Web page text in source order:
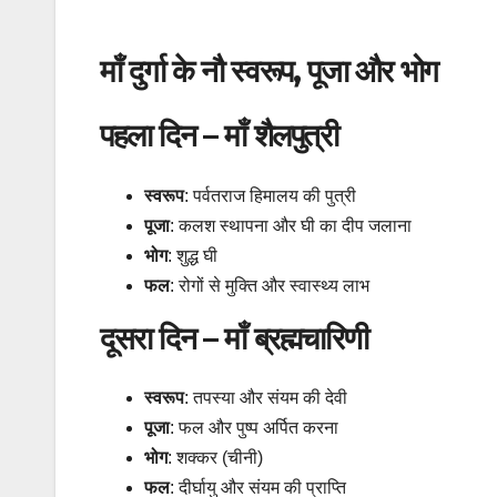
माँ दुर्गा के नौ स्वरूप, पूजा और भोग
पहला दिन – माँ शैलपुत्री
स्वरूप: पर्वतराज हिमालय की पुत्री
पूजा: कलश स्थापना और घी का दीप जलाना
भोग: शुद्ध घी
फल: रोगों से मुक्ति और स्वास्थ्य लाभ
दूसरा दिन – माँ ब्रह्मचारिणी
स्वरूप: तपस्या और संयम की देवी
पूजा: फल और पुष्प अर्पित करना
भोग: शक्कर (चीनी)
फल: दीर्घायु और संयम की प्राप्ति